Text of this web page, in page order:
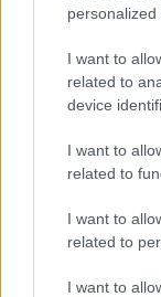
personalized
I want to
related to
device
I want to
related to
I want to
related to
I want to
Continua